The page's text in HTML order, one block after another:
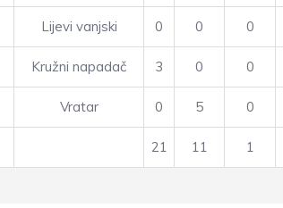
Lijevi vanjski 0 0 0
Kružni napadač 3 0 0
Vratar 0 5 0
21 11 1